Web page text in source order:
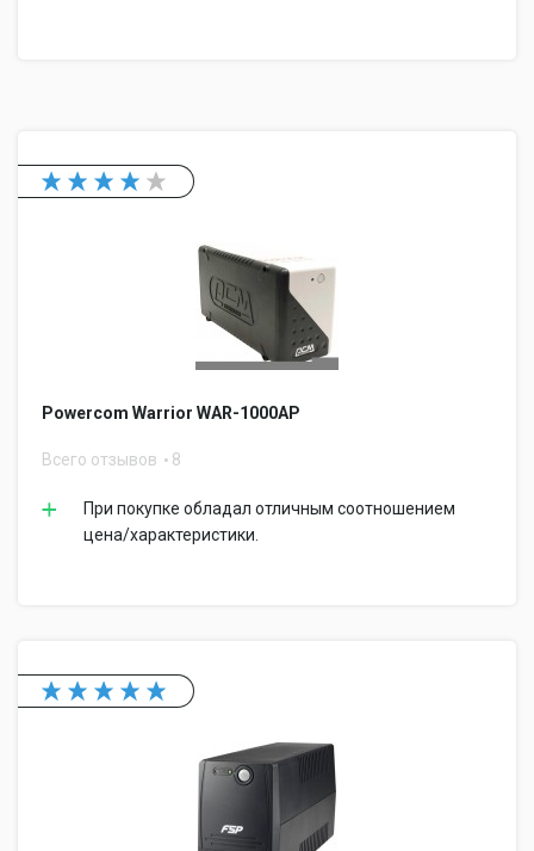
Powercom Warrior WAR-1000AP
Всего отзывов 8
При покупке обладал отличным соотношением
цена/характеристики.